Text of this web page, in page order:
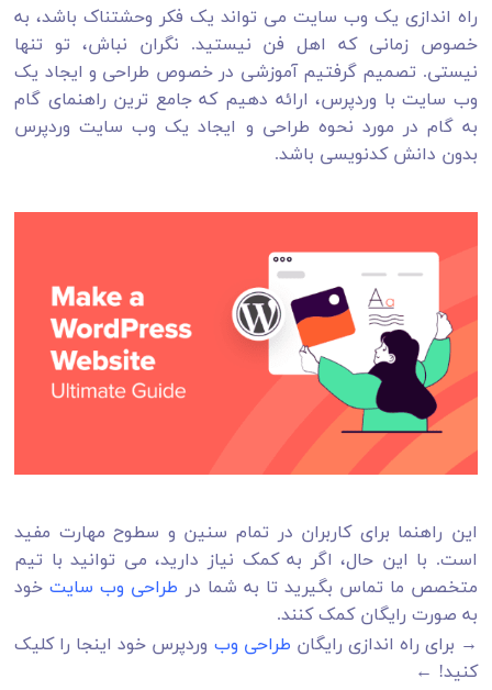
راه اندازی یک وب سایت می تواند یک فکر وحشتناک باشد، به
خصوص زمانی که اهل فن نیستید. نگران نباش، تو تنها
نیستی. تصمیم گرفتیم آموزشی در خصوص طراحی و ایجاد یک
وب سایت با وردپرس، ارائه دهیم که جامع ترین راهنمای گام
به گام در مورد نحوه طراحی و ایجاد یک وب سایت وردپرس
بدون دانش کدنویسی باشد.
این راهنما برای کاربران در تمام سنین و سطوح مهارت مفید
است. با این حال، اگر به کمک نیاز دارید، می توانید با تیم
متخصص ما تماس بگیرید تا به شما در طراحی وب سایتخود
به صورت رایگان کمک کنند.
→ برای راه اندازی رایگان طراحی وب وردپرس خود اینجا را کلیک
کنید! ←